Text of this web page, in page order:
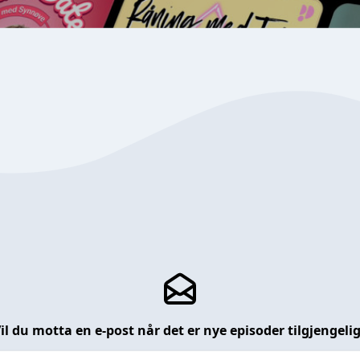
du motta en e-post når det er nye episoder